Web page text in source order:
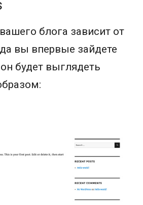
блога зависит от
вы впервые зайдете
будет выглядеть